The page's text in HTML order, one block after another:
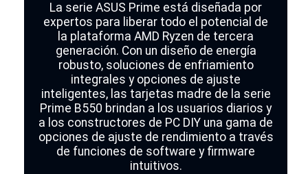
La serie ASUS Prime está diseñada por
expertos para liberar todo el potencial de
la plataforma AMD Ryzen de tercera
generación. Con un diseño de energía
robusto, soluciones de enfriamiento
integrales y opciones de ajuste
inteligentes, las tarjetas madre de la serie
Prime B550 brindan a los usuarios diarios y
a los constructores de PC DIY una gama de
opciones de ajuste de rendimiento a través
de funciones de software y firmware
intuitivos.